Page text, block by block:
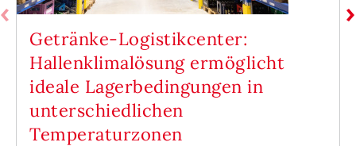
Getränke-Logistikcenter:
Hallenklimalösung ermöglicht
ideale Lagerbedingungen in
unterschiedlichen
Temperaturzonen